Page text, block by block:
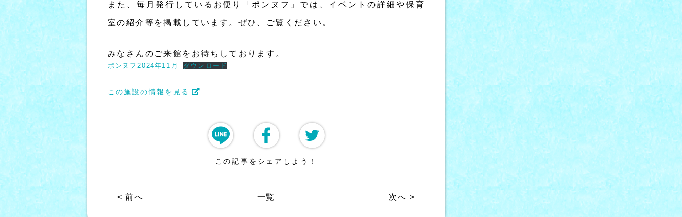
また、毎月発行しているお便り「ポンヌフ」では、イベントの詳細や保育
室の紹介等を掲載しています。ぜひ、ご覧ください。
みなさんのご来館をお待ちしております。
ポンヌフ2024年11月 ダウンロード
この施設の情報を見る
この記事をシェアしよう！
< 前へ 一覧 次へ >